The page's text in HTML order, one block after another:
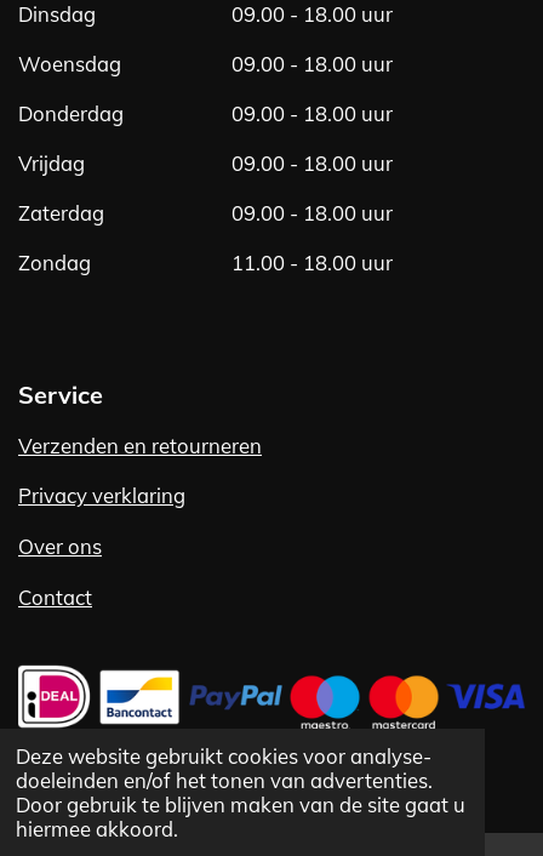
Deze website gebruikt cookies voor analyse-
doeleinden en/of het tonen van advertenties.
Door gebruik te blijven maken van de site gaat u
hiermee akkoord.
Dinsdag
09.00 - 18.00 uur
Woensdag
09.00 - 18.00 uur
Donderdag
09.00 - 18.00 uur
Vrijdag
09.00 - 18.00 uur
Zaterdag
09.00 - 18.00 uur
Zondag
11.00 - 18.00 uur
Service
Verzenden en retourneren
Privacy verklaring
Over ons
Contact
©1992 -2025 Vlug Fashion VOF